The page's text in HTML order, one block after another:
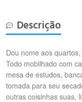
Descrição
Dou nome aos
Todo mobilhado com
mesa de estudos,
tomada para seu
outras coisinhas suas,